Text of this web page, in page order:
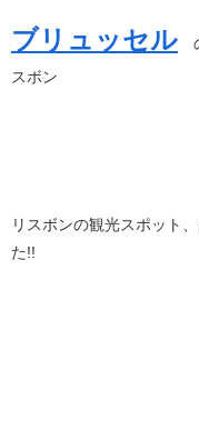
ブリュッセル
スボン
リスボンの観光スポット
た!!